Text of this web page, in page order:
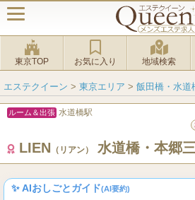
東京TOP お気に入り 地域検索
エステクイーン > 東京エリア > 飯田橋・水道
ルーム＆出張 水道橋駅
LIEN （リアン） 水道橋・本郷
✨ AIおしごとガイド(AI要約)